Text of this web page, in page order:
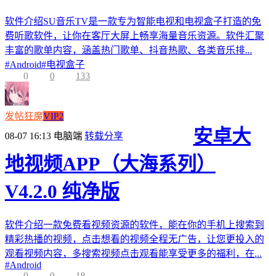
软件介绍SU音乐TV是一款专为智能电视和电视盒子打造的免
费听歌软件，让你在客厅大屏上畅享海量音乐资源。软件汇聚
丰富的歌单内容，涵盖热门歌单、抖音热歌、各类音乐排...
#Android#电视盒子
0
0 133
发帖狂魔VIP2
08-07 16:13 电脑端 转载分享
安卓大
地视频APP（大海系列）
V4.2.0 纯净版
软件介绍一款免费看视频资源的软件，能在你的手机上搜索到
精彩热播的视频，点击想看的视频全程无广告，让您更投入的
观看视频内容，多搜索视频点击观看能享受更多的福利，在...
#Android